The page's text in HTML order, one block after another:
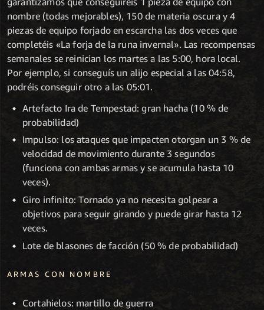
nombre (todas mejorables), 150 de materia oscura y 4
piezas de equipo forjado en escarcha las dos veces que
completéis «La forja de la runa invernal». Las recompensas
semanales se reinician los martes a las 5:00, hora local.
Por ejemplo, si conseguís un alijo especial a las 04:58,
podréis conseguir otro a las 05:01.
Artefacto Ira de Tempestad: gran hacha (10 % de
probabilidad)
Impulso: los ataques que impacten otorgan un 3 % de
velocidad de movimiento durante 3 segundos
(funciona con ambas armas y se acumula hasta 10
veces).
Giro infinito: Tornado ya no necesita golpear a
objetivos para seguir girando y puede girar hasta 12
veces.
Lote de blasones de facción (50 % de probabilidad)
ARMAS CON NOMBRE
Cortahielos: martillo de guerra